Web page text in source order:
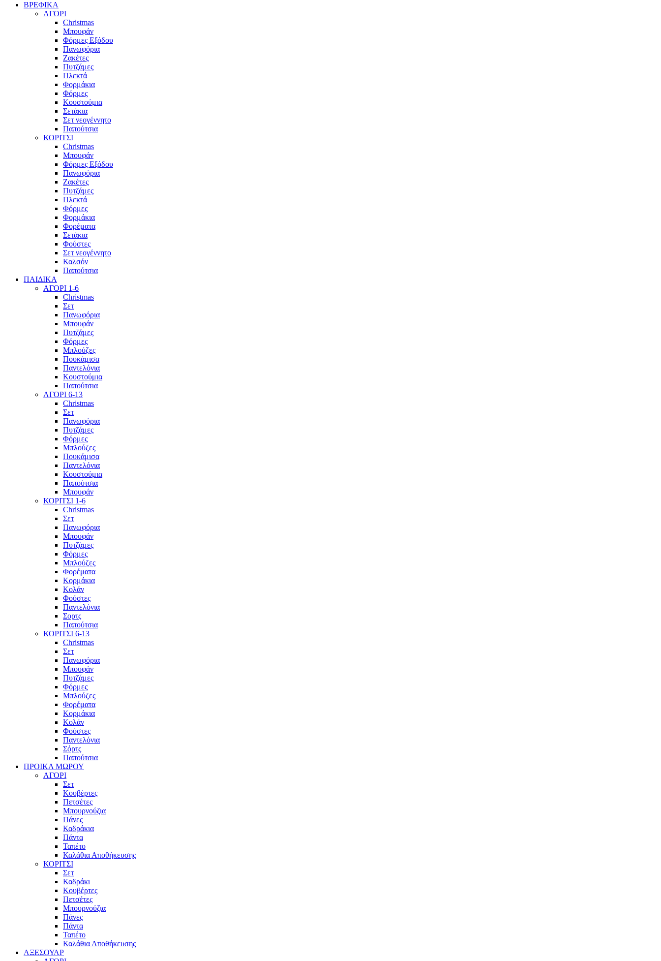
ΒΡΕΦΙΚΑ
ΑΓΟΡΙ
Christmas
Μπουφάν
Φόρμες Εξόδου
Πανωφόρια
Ζακέτες
Πυτζάμες
Πλεκτά
Φορμάκια
Φόρμες
Κουστούμια
Σετάκια
Σετ νεογέννητο
Παπούτσια
ΚΟΡΙΤΣΙ
Christmas
Μπουφάν
Φόρμες Εξόδου
Πανωφόρια
Ζακέτες
Πυτζάμες
Πλεκτά
Φόρμες
Φορμάκια
Φορέματα
Σετάκια
Φούστες
Σετ νεογέννητο
Καλσόν
Παπούτσια
ΠΑΙΔΙΚΑ
ΑΓΟΡΙ 1-6
Christmas
Σετ
Πανωφόρια
Μπουφάν
Πυτζάμες
Φόρμες
Μπλούζες
Πουκάμισα
Παντελόνια
Κουστούμια
Παπούτσια
ΑΓΟΡΙ 6-13
Christmas
Σετ
Πανωφόρια
Πυτζάμες
Φόρμες
Μπλούζες
Πουκάμισα
Παντελόνια
Κουστούμια
Παπούτσια
Μπουφάν
ΚΟΡΙΤΣΙ 1-6
Christmas
Σετ
Πανωφόρια
Μπουφάν
Πυτζάμες
Φόρμες
Μπλούζες
Φορέματα
Κορμάκια
Κολάν
Φούστες
Παντελόνια
Σορτς
Παπούτσια
ΚΟΡΙΤΣΙ 6-13
Christmas
Σετ
Πανωφόρια
Μπουφάν
Πυτζάμες
Φόρμες
Μπλούζες
Φορέματα
Κορμάκια
Κολάν
Φούστες
Παντελόνια
Σόρτς
Παπούτσια
ΠΡΟΙΚΑ ΜΩΡΟΥ
ΑΓΟΡΙ
Σετ
Κουβέρτες
Πετσέτες
Μπουρνούζια
Πάνες
Καδράκια
Πάντα
Ταπέτο
Καλάθια Αποθήκευσης
ΚΟΡΙΤΣΙ
Σετ
Καδράκι
Κουβέρτες
Πετσέτες
Μπουρνούζια
Πάνες
Πάντα
Ταπέτο
Καλάθια Αποθήκευσης
ΑΞΕΣΟΥΑΡ